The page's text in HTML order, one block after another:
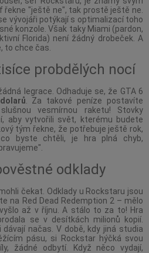
"ještě ne", tak prostě ještě ne.
vývojáři potýkají s optimalizací toho
konzole. Však taky Miami (pardon,
Florida) není žádný drobeček. A
to chce čas.
probdělých nocí
legrace. Odhaduje se, že GTA 6
. Za takové peníze postavíte
vesmírnou raketu! Stovky
aby vytvořili svět, kterému budete
tým řekne, že potřebuje ještě rok,
byste chtěli, je hra plná chyb,
odklady
čekat. Odklady u Rockstaru jsou
na Red Dead Redemption 2 – mělo
až v říjnu. A stálo to za to! Hra
se v desítkách milionů kopií.
načas. V době, kdy jiná studia
pásu, si Rockstar hýčká svou
žádné odbytí. Když něco vydají,